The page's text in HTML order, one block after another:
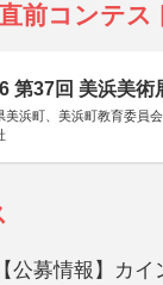
前コンテス
第37回 美浜美術
美浜町、美浜町教育委員
【公募情報】カ